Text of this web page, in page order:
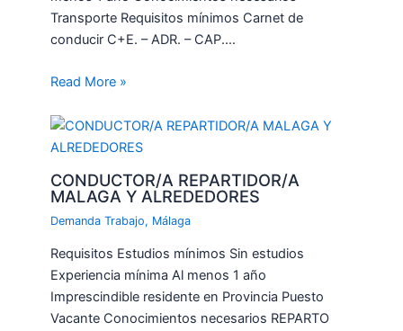
Transporte Requisitos mínimos Carnet de
conducir C+E. – ADR. – CAP.…
Read More »
CONDUCTOR/A REPARTIDOR/A
MALAGA Y ALREDEDORES
Demanda Trabajo, Málaga
Requisitos Estudios mínimos Sin estudios
Experiencia mínima Al menos 1 año
Imprescindible residente en Provincia Puesto
Vacante Conocimientos necesarios REPARTO